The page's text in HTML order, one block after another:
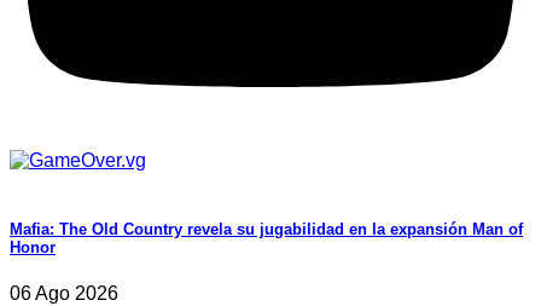
Mafia: The Old Country revela su jugabilidad en la expansión Man of
Honor
06 Ago 2026